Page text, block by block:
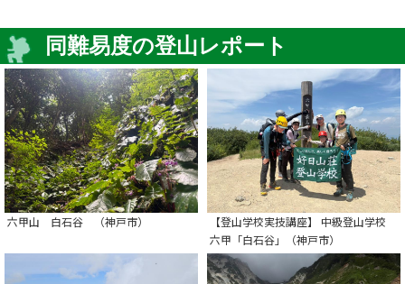
同難易度の登山レポート
六甲山 白石谷 （神戸市）
【登山学校実技講座】 中級登山学校
六甲「白石谷」（神戸市）